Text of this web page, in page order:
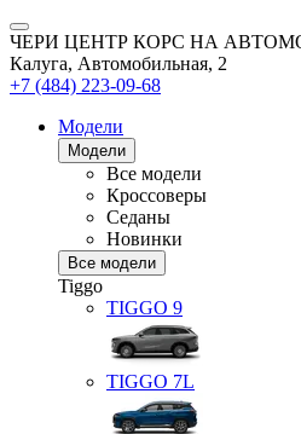
ЧЕРИ ЦЕНТР КОРС НА
Калуга, Автомобильная, 2
+7 (484) 223-09-68
Модели
Модели
Все модели
Кроссоверы
Седаны
Новинки
Все модели
Tiggo
TIGGO 9
TIGGO 7L